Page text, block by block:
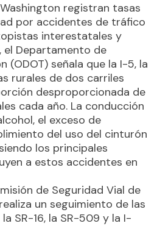
registran tasas
por accidentes de tráfico
interestatales y
el Departamento de
(ODOT) señala que la I-5, la
rurales de dos carriles
desproporcionada de
cada año. La conducción
el exceso de
del uso del cinturón
los principales
a estos accidentes en
de Seguridad Vial de
un seguimiento de las
SR-16, la SR-509 y la I-